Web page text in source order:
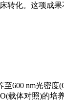
转化。这项成
600 nm光密度
载体对照)的培